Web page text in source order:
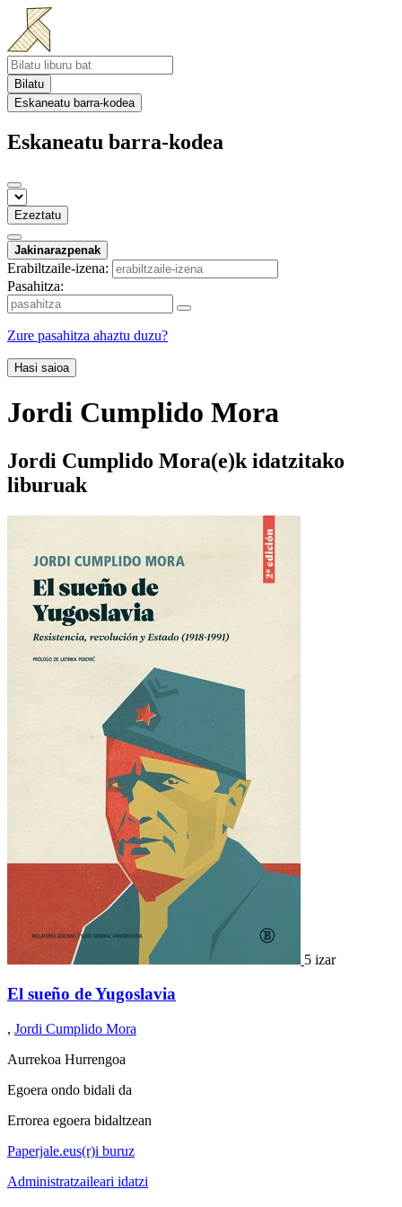
Bilatu
Eskaneatu barra-kodea
Eskaneatu barra-kodea
Ezeztatu
Jakinarazpenak
Erabiltzaile-izena:
Pasahitza:
Zure pasahitza ahaztu duzu?
Hasi saioa
Jordi Cumplido Mora
Jordi Cumplido Mora(e)k idatzitako
liburuak
5 izar
El sueño de Yugoslavia
, Jordi Cumplido Mora
Aurrekoa Hurrengoa
Egoera ondo bidali da
Errorea egoera bidaltzean
Paperjale.eus(r)i buruz
Administratzaileari idatzi